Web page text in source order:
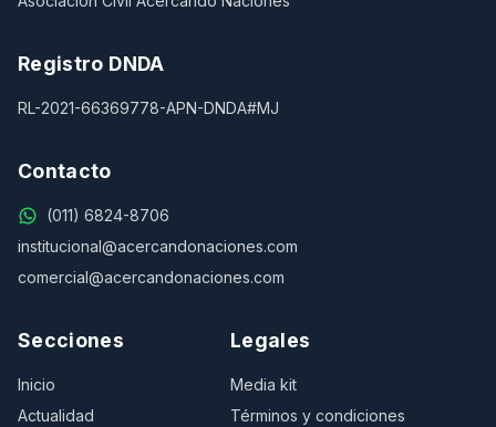
Registro DNDA
RL-2021-66369778-APN-DNDA#MJ
Contacto
(011) 6824-8706
institucional@acercandonaciones.com
comercial@acercandonaciones.com
Secciones
Inicio
Actualidad
Legales
Media kit
Términos y condiciones